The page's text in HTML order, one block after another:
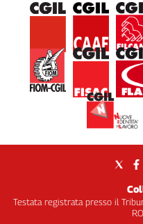
Testata registrata presso il